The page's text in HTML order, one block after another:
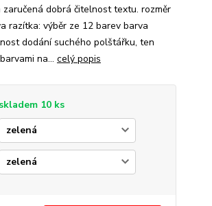
dobrá čitelnost textu. rozměr
razítka: výběr ze 12 barev barva
dodání suchého polštářku, ten
na... celý popis
skladem 10 ks